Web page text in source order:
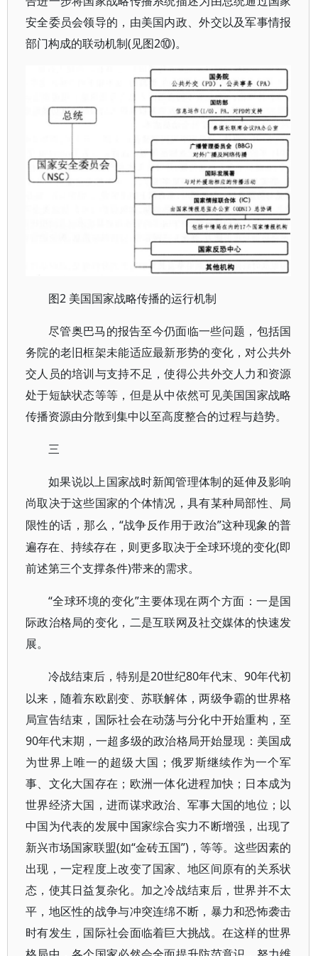
安全委员会领导的，由美国内政、外交以及军事情报
部门构成的联动机制(见图2⑩)。
图2 美国国家战略传播的运行机制
尽管奥巴马的报告至今仍面临一些问题，包括国
务院的老旧框架未能适应最新形势的变化，对公共外
交人员的培训与支持不足，使得公共外交人力和资源
处于短缺状态等等，但是从中依然可见美国国家战略
传播资源由分散到集中以至高度整合的过程与趋势。
三
如果说以上国家战时新闻管理体制的延伸及影响
尚取决于这些国家的个体情况，具有某种局部性、局
限性的话，那么， “战争反作用于政治”这种现象的普
遍存在、持续存在，则更多取决于全球环境的变化(即
前述第三个支撑条件)带来的需求。
“全球环境的变化”主要体现在两个方面：一是国
际政治格局的变化，二是互联网及社交媒体的快速发
展。
冷战结束后，特别是20世纪80年代末、90年代初
以来，随着东欧剧变、苏联解体，两级争霸的世界格
局宣告结束，国际社会在动荡与分化中开始重构，至
90年代末期，一超多级的政治格局开始显现：美国成
为世界上唯一的超级大国；俄罗斯继续作为一个军
事、文化大国存在；欧洲一体化进程加快；日本成为
世界经济大国，进而谋求政治、军事大国的地位；以
中国为代表的发展中国家综合实力不断增强，出现了
新兴市场国家联盟(如“金砖五国”)，等等。这些因素的
出现，一定程度上改变了国家、地区间原有的关系状
态，使其日益复杂化。加之冷战结束后，世界并不太
平，地区性的战争与冲突连绵不断，暴力和恐怖袭击
时有发生，国际社会面临着巨大挑战。在这样的世界